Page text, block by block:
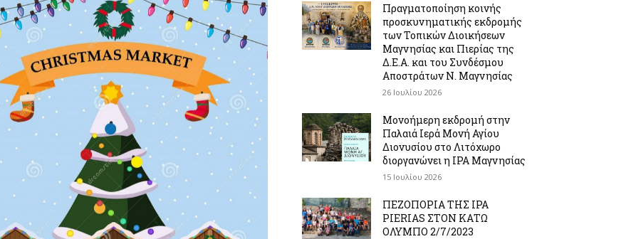
Πραγματοποίηση κοινής
προσκυνηματικής εκδρομής
των Τοπικών Διοικήσεων
Μαγνησίας και Πιερίας της
Δ.Ε.Α. και του Συνδέσμου
Αποστράτων Ν. Μαγνησίας
26 Ιουλίου 2026
Μονοήμερη εκδρομή στην
Παλαιά Ιερά Μονή Αγίου
Διονυσίου στο Λιτόχωρο
διοργανώνει η IPA Μαγνησίας
15 Ιουλίου 2026
ΠΕΖΟΠΟΡΙΑ ΤΗΣ IPA
PIERIAS ΣΤΟΝ ΚΑΤΩ
ΟΛΥΜΠΟ 2/7/2023